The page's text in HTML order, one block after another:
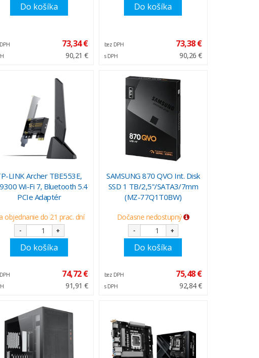
Do košíka
73,34 €
90,21 €
Do košíka
bez DPH 73,38 €
s DPH 90,26 €
LINK Archer TBE553E,
Wi-Fi 7, Bluetooth 5.4
PCIe Adaptér
objednanie do 21 prac. dní
- +
Do košíka
74,72 €
91,91 €
SAMSUNG 870 QVO Int. Disk
SSD 1 TB/2,5"/SATA3/7mm
(MZ-77Q1T0BW)
Dočasne nedostupný
- +
Do košíka
bez DPH 75,48 €
s DPH 92,84 €